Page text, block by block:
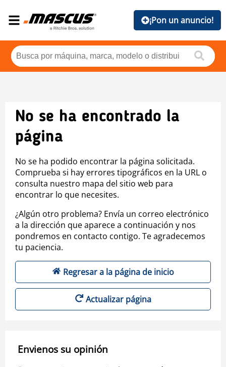
¡Pon un anuncio!
No se ha encontrado la
página
No se ha podido encontrar la página solicitada.
Comprueba si hay errores tipográficos en la URL o
consulta nuestro mapa del sitio web para
encontrar lo que necesites.
¿Algún otro problema? Envía un correo electrónico
a la dirección que aparece a continuación y nos
pondremos en contacto contigo. Te agradecemos
tu paciencia.
Regresar a la página de inicio
Actualizar página
Envienos su opinión